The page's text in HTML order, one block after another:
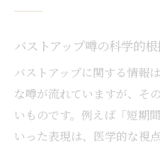
バストアップ噂の科学的
バストアップに関する情報
な噂が流れていますが、そ
いものです。例えば「短期
いった表現は、医学的な視